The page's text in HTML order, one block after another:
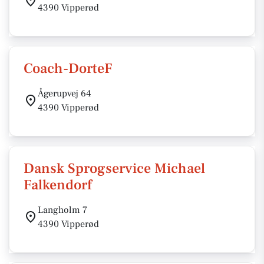
4390 Vipperød
Coach-DorteF
Ågerupvej 64
4390 Vipperød
Dansk Sprogservice Michael
Falkendorf
Langholm 7
4390 Vipperød